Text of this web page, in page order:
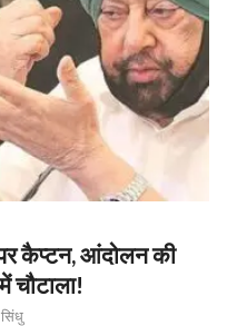
पर कैप्‍टन, आंदोलन की
चौटाला!